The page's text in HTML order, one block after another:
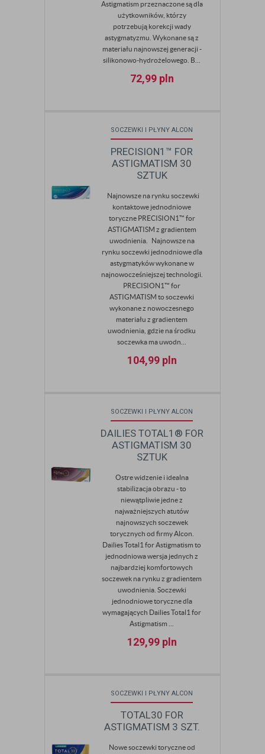
Astigmatism przeznaczone są dla
użytkowników, którzy
potrzebują korekcji wady
astygmatyzmu. Wykonane są z
materiału najnowszej generacji -
silikonowo-hydrożelowego. B...
72,99 pln
SOCZEWKI I PŁYNY ALCON
PRECISION1™ FOR
ASTIGMATISM 30
SZTUK
Najnowsze na rynku soczewki
kontaktowe jednodniowe
toryczne PRECISION1™ for
ASTIGMATISM z gradientem
uwodnienia. Najnowsze na
rynku soczewki jednodniowe dla
astygmatyków wykonane w
najnowocześniejszej technologii.
PRECISION1™ for
ASTIGMATISM to soczewki
wykonane z nowoczesnego
materiału z gradientem
uwodnienia, gdzie na środku
soczewka ma uwodn...
104,99 pln
SOCZEWKI I PŁYNY ALCON
DAILIES TOTAL1® FOR
ASTIGMATISM 30
SZTUK
Ostre widzenie i idealna
stabilizacja obrazu - to
niewątpliwie jedne z
najważniejszych atutów
najnowszych soczewek
torycznych od firmy Alcon.
Dailies Total1 for Astigmatism to
jednodniowa wersja jednych z
najbardziej komfortowych
soczewek na rynku z gradientem
uwodnienia. Soczewki
jednodniowe toryczne dla
wymagających Dailies Total1 for
Astigmatism ...
129,99 pln
SOCZEWKI I PŁYNY ALCON
TOTAL30 FOR
ASTIGMATISM 3 SZT.
Nowe soczewki toryczne od